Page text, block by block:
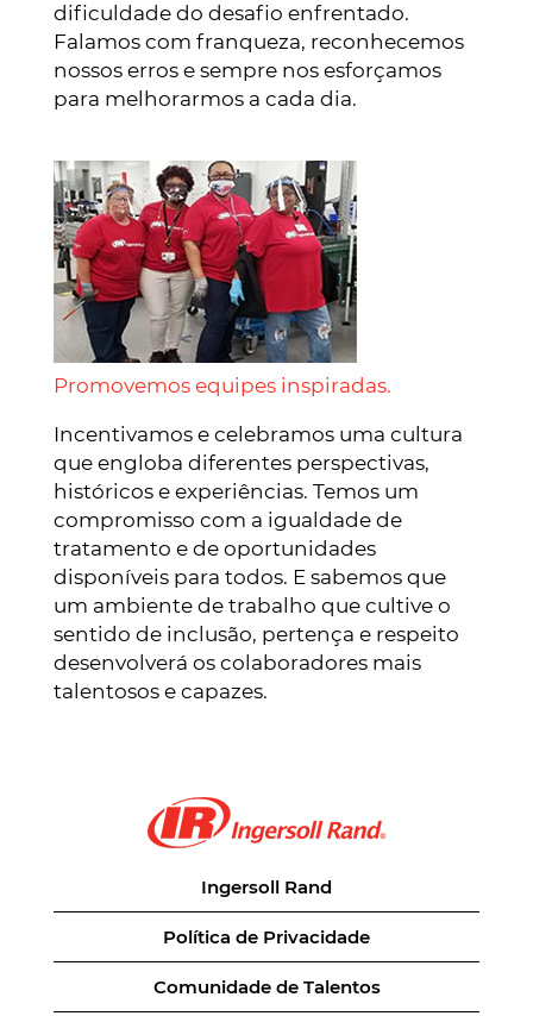
dificuldade do desafio enfrentado.
Falamos com franqueza, reconhecemos
nossos erros e sempre nos esforçamos
para melhorarmos a cada dia.
Promovemos equipes inspiradas.
Incentivamos e celebramos uma cultura
que engloba diferentes perspectivas,
históricos e experiências. Temos um
compromisso com a igualdade de
tratamento e de oportunidades
disponíveis para todos. E sabemos que
um ambiente de trabalho que cultive o
sentido de inclusão, pertença e respeito
desenvolverá os colaboradores mais
talentosos e capazes.
Ingersoll Rand
Política de Privacidade
Comunidade de Talentos